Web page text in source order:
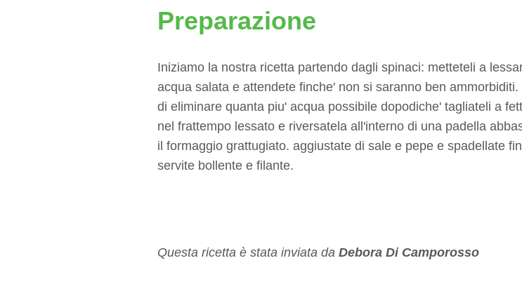
Preparazione
Iniziamo la nostra ricetta partendo dagli spinaci: metteteli a
acqua salata e attendete finche' non si saranno ben
di eliminare quanta piu' acqua possibile dopodiche' tagliateli a
nel frattempo lessato e riversatela all'interno di una padella
il formaggio grattugiato. aggiustate di sale e pepe e spadellate
servite bollente e filante.
Questa ricetta è stata inviata da Debora Di Camporosso